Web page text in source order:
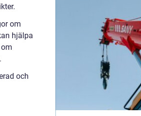
om
hjälpa
och
byggnader mår bättre,
boende trivs mer och
fastighetsägare får ...